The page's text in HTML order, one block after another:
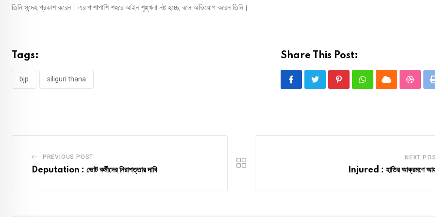
তিনি সন্দেহ প্রকাশ করেন। এর পাশাপাশি শহরে আইন শৃঙ্খলা নষ্ট হচ্ছে বলে অভিযোগ করেন তিনি।
Tags:
bjp siliguri thana
Share This Post:
PinterestWhatsappCloud
PREVIOUS POST
Deputation : ভোট কর্মীদের নিরাপত্তার দাবি
NEXT
Injured : হাতির আক্রমণে